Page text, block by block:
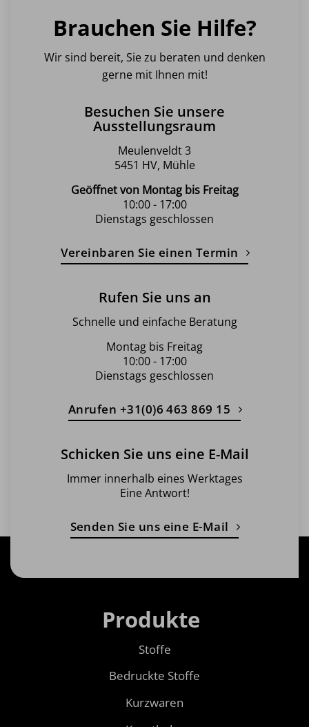
Brauchen Sie Hilfe?
Wir sind bereit, Sie zu beraten und denken
gerne mit Ihnen mit!
Besuchen Sie unsere
Ausstellungsraum
Meulenveldt 3
5451 HV, Mühle
Geöffnet von Montag bis Freitag
10:00 - 17:00
Dienstags geschlossen
Vereinbaren Sie einen Termin
Rufen Sie uns an
Schnelle und einfache Beratung
Montag bis Freitag
10:00 - 17:00
Dienstags geschlossen
Anrufen +31(0)6 463 869 15
Schicken Sie uns eine E-Mail
Immer innerhalb eines Werktages
Eine Antwort!
Senden Sie uns eine E-Mail
Produkte
Stoffe
Bedruckte Stoffe
Kurzwaren